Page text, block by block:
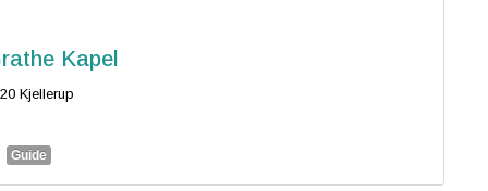
Kapel
Kjellerup
Guide